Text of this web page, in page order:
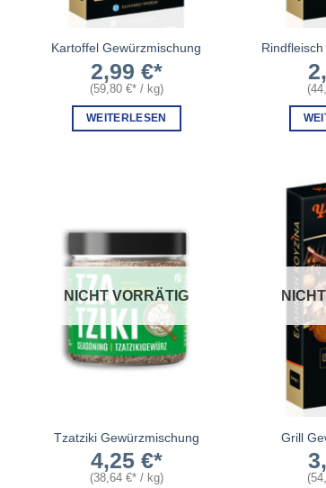
Kartoffel Gewürzmischung
2,99 €
(59,80 € / kg)
WEITERLESEN
(
NICHT VORRÄTIG
Tzatziki Gewürzmischung
4,25 €
(38,64 € / kg)
Grill
(